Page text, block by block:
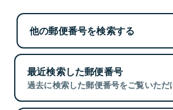
他の郵便番号を検索する
最近検索した郵便番号
過去に検索した郵便番号をご覧いただ